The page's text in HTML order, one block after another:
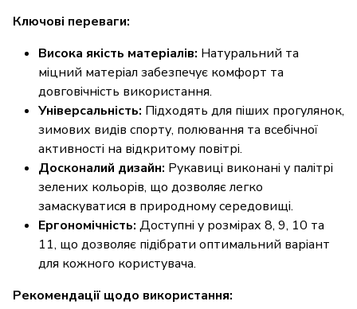
Ключові переваги:
Висока якість матеріалів: Натуральний та
міцний матеріал забезпечує комфорт та
довговічність використання.
Універсальність: Підходять для піших прогулянок,
зимових видів спорту, полювання та всебічної
активності на відкритому повітрі.
Досконалий дизайн: Рукавиці виконані у палітрі
зелених кольорів, що дозволяє легко
замаскуватися в природному середовищі.
Ергономічність: Доступні у розмірах 8, 9, 10 та
11, що дозволяє підібрати оптимальний варіант
для кожного користувача.
Рекомендації щодо використання: